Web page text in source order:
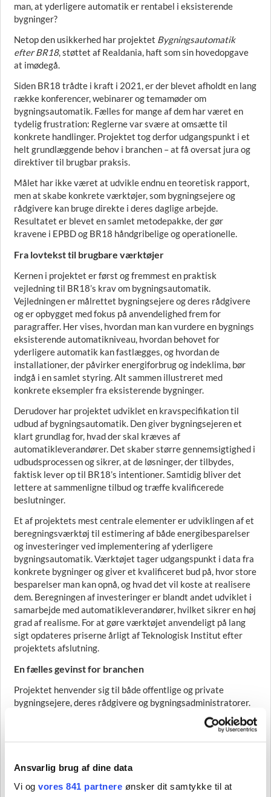
Ansvarlig brug af dine data
Vi og vores 841 partnere ønsker dit samtykke til at
man, at yderligere automatik er rentabel i eksisterende
bygninger?
Netop den usikkerhed har projektet Bygningsautomatik
efter BR18, støttet af Realdania, haft som sin hovedopgave
at imødegå.
Siden BR18 trådte i kraft i 2021, er der blevet afholdt en lang
række konferencer, webinarer og temamøder om
bygningsautomatik. Fælles for mange af dem har været en
tydelig frustration: Reglerne var svære at omsætte til
konkrete handlinger. Projektet tog derfor udgangspunkt i et
helt grundlæggende behov i branchen – at få oversat jura og
direktiver til brugbar praksis.
Målet har ikke været at udvikle endnu en teoretisk rapport,
men at skabe konkrete værktøjer, som bygningsejere og
rådgivere kan bruge direkte i deres daglige arbejde.
Resultatet er blevet en samlet metodepakke, der gør
kravene i EPBD og BR18 håndgribelige og operationelle.
Fra lovtekst til brugbare værktøjer
Kernen i projektet er først og fremmest en praktisk
vejledning til BR18’s krav om bygningsautomatik.
Vejledningen er målrettet bygningsejere og deres rådgivere
og er opbygget med fokus på anvendelighed frem for
paragraffer. Her vises, hvordan man kan vurdere en bygnings
eksisterende automatikniveau, hvordan behovet for
yderligere automatik kan fastlægges, og hvordan de
installationer, der påvirker energiforbrug og indeklima, bør
indgå i en samlet styring. Alt sammen illustreret med
konkrete eksempler fra eksisterende bygninger.
Derudover har projektet udviklet en kravspecifikation til
udbud af bygningsautomatik. Den giver bygningsejeren et
klart grundlag for, hvad der skal kræves af
automatikleverandører. Det skaber større gennemsigtighed i
udbudsprocessen og sikrer, at de løsninger, der tilbydes,
faktisk lever op til BR18’s intentioner. Samtidig bliver det
lettere at sammenligne tilbud og træffe kvalificerede
beslutninger.
Et af projektets mest centrale elementer er udviklingen af et
beregningsværktøj til estimering af både energibesparelser
og investeringer ved implementering af yderligere
bygningsautomatik. Værktøjet tager udgangspunkt i data fra
konkrete bygninger og giver et kvalificeret bud på, hvor store
besparelser man kan opnå, og hvad det vil koste at realisere
dem. Beregningen af investeringer er blandt andet udviklet i
samarbejde med automatikleverandører, hvilket sikrer en høj
grad af realisme. For at gøre værktøjet anvendeligt på lang
sigt opdateres priserne årligt af Teknologisk Institut efter
projektets afslutning.
En fælles gevinst for branchen
Projektet henvender sig til både offentlige og private
bygningsejere, deres rådgivere og bygningsadministratorer.
For dem er gevinsten klar: større sikkerhed for, at
lovgivningen overholdes, lavere energiforbrug, bedre
indeklima og et mere solidt grundlag for økonomiske
ensartet praksis på tværs af branchen, hvor forståelsen af